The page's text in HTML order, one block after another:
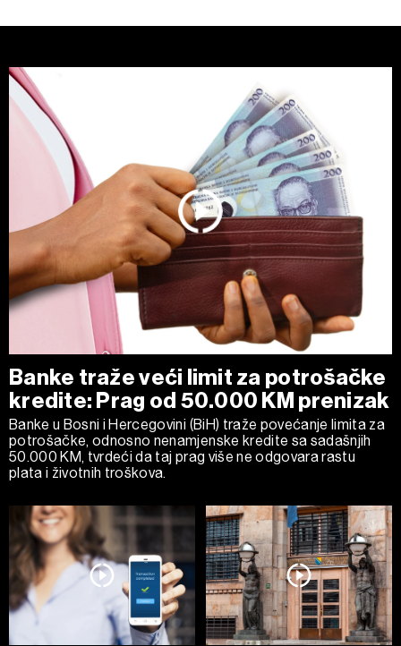
Banke traže veći limit za potrošačke
kredite: Prag od 50.000 KM prenizak
Banke u Bosni i Hercegovini (BiH) traže povećanje limita za
potrošačke, odnosno nenamjenske kredite sa sadašnjih
50.000 KM, tvrdeći da taj prag više ne odgovara rastu
plata i životnih troškova.